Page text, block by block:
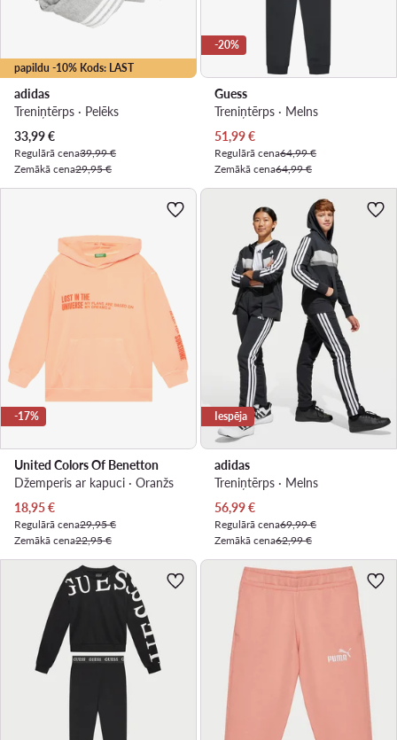
papildu -10% Kods: LAST
adidas
Treniņtērps · Pelēks
Pašreizējā cena
33,99€
Regulārā cena39,99 €
Zemākā cena29,95 €
-20%
Guess
Treniņtērps · Melns
Pašreizējā cena
51,99€
Regulārā cena64,99 €
Zemākā cena64,99 €
-17%
United Colors Of Benetton
Džemperis ar kapuci · Oranžs
Pašreizējā cena
18,95€
Regulārā cena29,95 €
Zemākā cena22,95 €
Iespēja
adidas
Treniņtērps · Melns
Pašreizējā cena
56,99€
Regulārā cena69,99 €
Zemākā cena62,99 €